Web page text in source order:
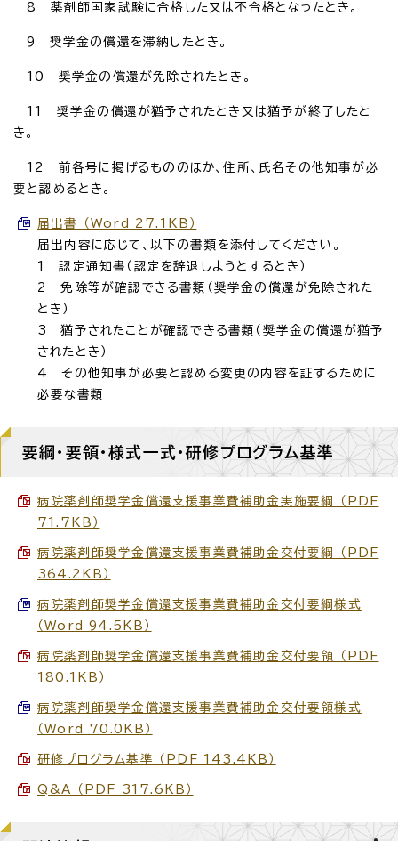
8 薬剤師国家試験に合格した又は不合格となったとき。
9 奨学金の償還を滞納したとき。
10 奨学金の償還が免除されたとき。
11 奨学金の償還が猶予されたとき又は猶予が終了したと
き。
12 前各号に掲げるもののほか、住所、氏名その他知事が必
要と認めるとき。
届出書 （Word 27.1KB）
届出内容に応じて、以下の書類を添付してください。
1 認定通知書（認定を辞退しようとするとき）
2 免除等が確認できる書類（奨学金の償還が免除された
とき）
3 猶予されたことが確認できる書類（奨学金の償還が猶予
されたとき）
4 その他知事が必要と認める変更の内容を証するために
必要な書類
要綱・要領・様式一式・研修プログラム基準
病院薬剤師奨学金償還支援事業費補助金実施要綱 （PDF
71.7KB）
病院薬剤師奨学金償還支援事業費補助金交付要綱 （PDF
364.2KB）
病院薬剤師奨学金償還支援事業費補助金交付要綱様式
（Word 94.5KB）
病院薬剤師奨学金償還支援事業費補助金交付要領 （PDF
180.1KB）
病院薬剤師奨学金償還支援事業費補助金交付要領様式
（Word 70.0KB）
研修プログラム基準 （PDF 143.4KB）
Q&A （PDF 317.6KB）